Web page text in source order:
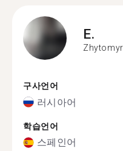
E.
Zhytomyr
구사언어
러시아어
학습언어
스페인어